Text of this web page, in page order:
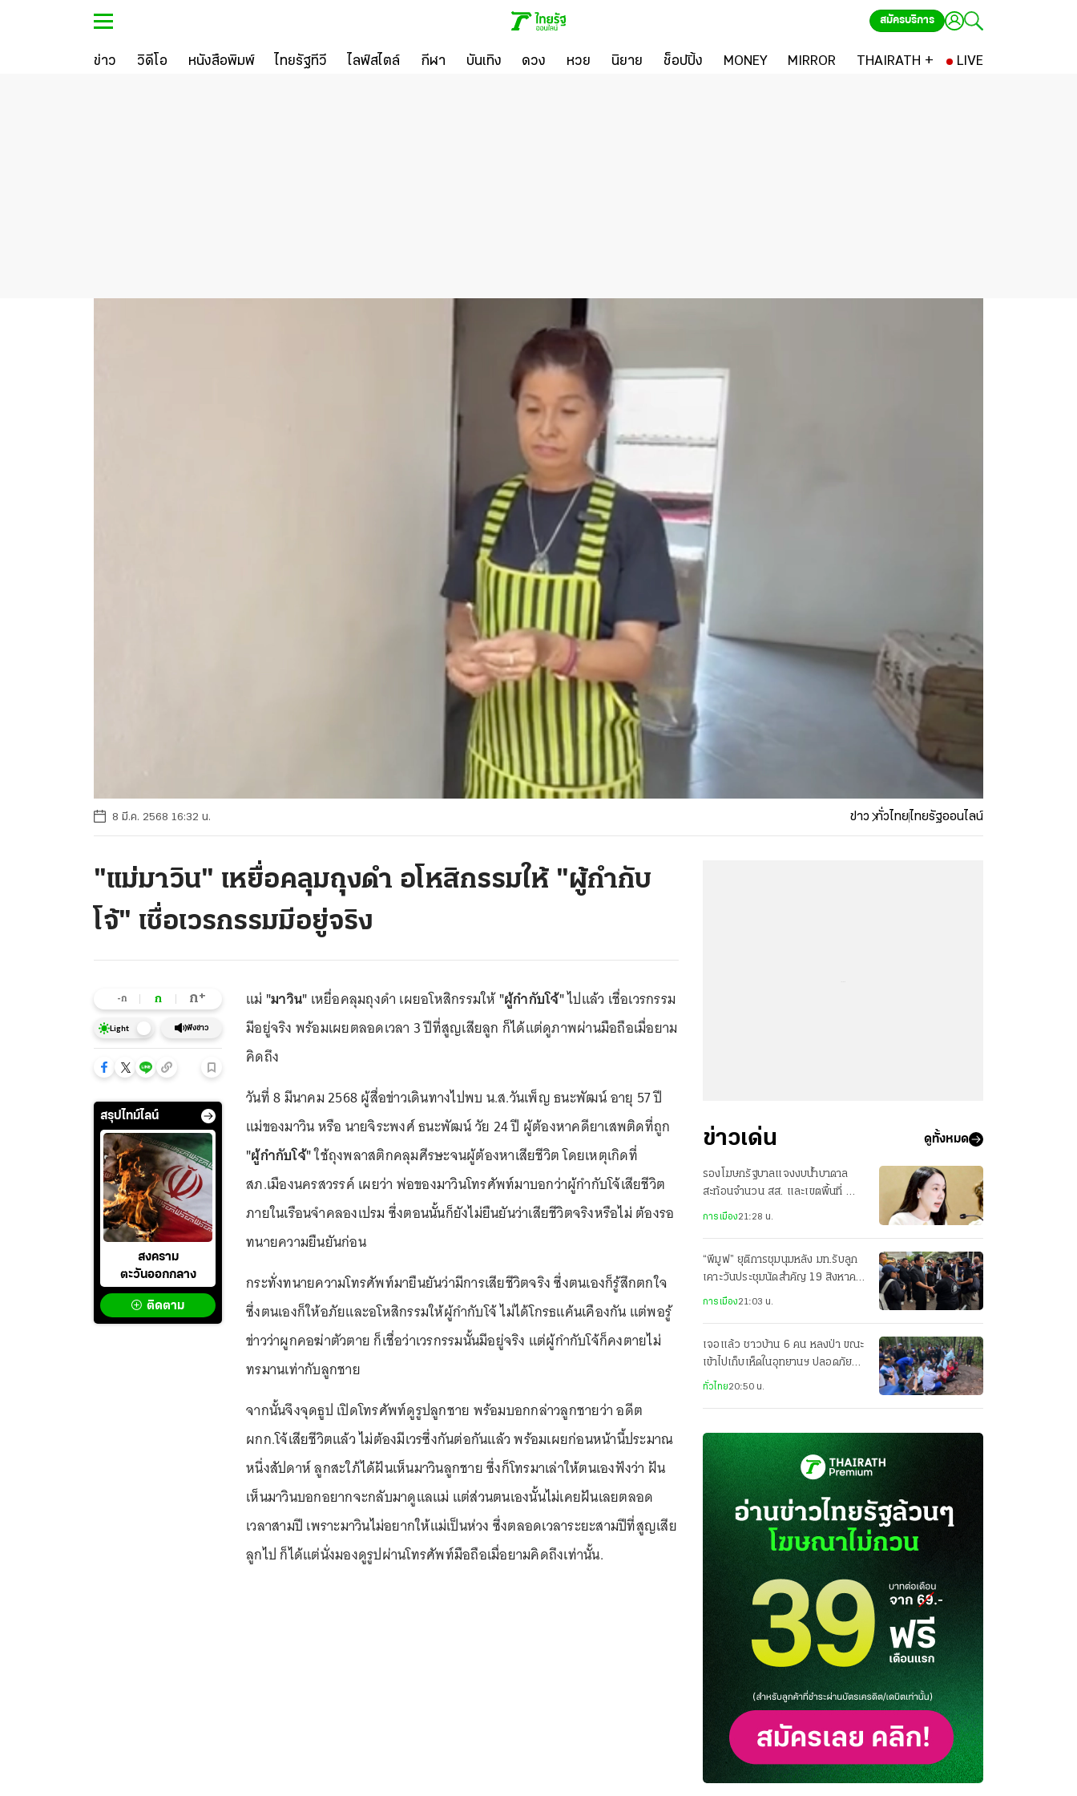
สมัครบริการ
ข่าว วิดีโอ หนังสือพิมพ์ ไทยรัฐทีวี ไลฟ์สไตล์ กีฬา บันเทิง ดวง หวย นิยาย ช็อปปิ้ง MONEY MIRROR THAIRATH + LIVE
8 มี.ค. 2568 16:32 น. ข่าว ทั่วไทยไทยรัฐออนไลน์
"แม่มาวิน" เหยื่อคลุมถุงดำ อโหสิกรรมให้ "ผู้กำกับ
โจ้" เชื่อเวรกรรมมีอยู่จริง
-ก ก ก+
Light ฟังข่าว
สรุปไทม์ไลน์
สงคราม
ตะวันออกกลาง
ติดตาม
แม่ "มาวิน" เหยื่อคลุมถุงดำ เผยอโหสิกรรมให้"ผู้กำกับโจ้"ไปแล้ว เชื่อเวรกรรม
มีอยู่จริง พร้อมเผยตลอดเวลา 3 ปีที่สูญเสียลูก ก็ได้แต่ดูภาพผ่านมือถือเมื่อยาม
คิดถึง
วันที่ 8 มีนาคม 2568 ผู้สื่อข่าวเดินทางไปพบ น.ส.วันเพ็ญ ธนะพัฒน์ อายุ 57 ปี
แม่ของมาวิน หรือ นายจิระพงศ์ ธนะพัฒน์ วัย 24 ปี ผู้ต้องหาคดียาเสพติดที่ถูก
"ผู้กำกับโจ้"ใช้ถุงพลาสติกคลุมศีรษะจนผู้ต้องหาเสียชีวิต โดยเหตุเกิดที่
สภ.เมืองนครสวรรค์ เผยว่า พ่อของมาวินโทรศัพท์มาบอกว่าผู้กำกับโจ้เสียชีวิต
ภายในเรือนจำคลองเปรม ซึ่งตอนนั้นก็ยังไม่ยืนยันว่าเสียชีวิตจริงหรือไม่ ต้องรอ
ทนายความยืนยันก่อน
กระทั่งทนายความโทรศัพท์มายืนยันว่ามีการเสียชีวิตจริง ซึ่งตนเองก็รู้สึกตกใจ
ซึ่งตนเองก็ให้อภัยและอโหสิกรรมให้ผู้กำกับโจ้ ไม่ได้โกรธแค้นเคืองกัน แต่พอรู้
ข่าวว่าผูกคอฆ่าตัวตาย ก็เชื่อว่าเวรกรรมนั้นมีอยู่จริง แต่ผู้กำกับโจ้ก็คงตายไม่
ทรมานเท่ากับลูกชาย
จากนั้นจึงจุดธูป เปิดโทรศัพท์ดูรูปลูกชาย พร้อมบอกกล่าวลูกชายว่า อดีต
ผกก.โจ้เสียชีวิตแล้ว ไม่ต้องมีเวรซึ่งกันต่อกันแล้ว พร้อมเผยก่อนหน้านี้ประมาณ
หนึ่งสัปดาห์ ลูกสะใภ้ได้ฝันเห็นมาวินลูกชาย ซึ่งก็โทรมาเล่าให้ตนเองฟังว่า ฝัน
เห็นมาวินบอกอยากจะกลับมาดูแลแม่ แต่ส่วนตนเองนั้นไม่เคยฝันเลยตลอด
เวลาสามปี เพราะมาวินไม่อยากให้แม่เป็นห่วง ซึ่งตลอดเวลาระยะสามปีที่สูญเสีย
ลูกไป ก็ได้แต่นั่งมองดูรูปผ่านโทรศัพท์มือถือเมื่อยามคิดถึงเท่านั้น.
ข่าวเด่น ดูทั้งหมด
รองโฆษกรัฐบาลแจงงบน้ำบาดาล
สะท้อนจำนวน สส. และเขตพื้นที่ ย้ำ
ฝ่ายค้านได้รับด้วย
การเมือง21:28 น.
“พีมูฟ” ยุติการชุมนุมหลัง มท.รับลูก
เคาะวันประชุมนัดสำคัญ 19 สิงหาคม
การเมือง21:03 น.
เจอแล้ว ชาวบ้าน 6 คน หลงป่า ขณะ
เข้าไปเก็บเห็ดในอุทยานฯ ปลอดภัยทุก
ราย
ทั่วไทย20:50 น.